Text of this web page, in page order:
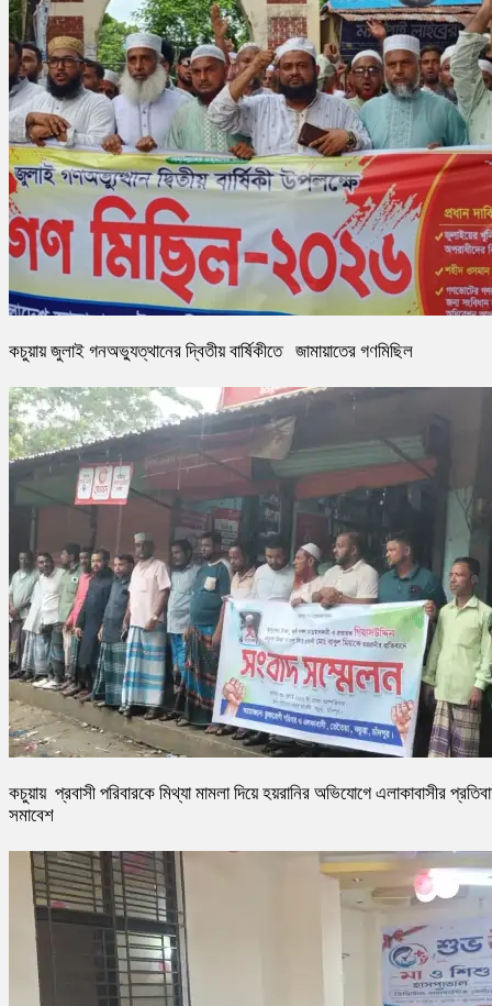
কচুয়ায় জুলাই গনঅভ্যুত্থানের দ্বিতীয় বার্ষিকীতে জামায়াতের গণমিছিল
কচুয়ায় প্রবাসী পরিবারকে মিথ্যা মামলা দিয়ে হয়রানির অভিযোগে এলাকাবাসীর
সমাবেশ